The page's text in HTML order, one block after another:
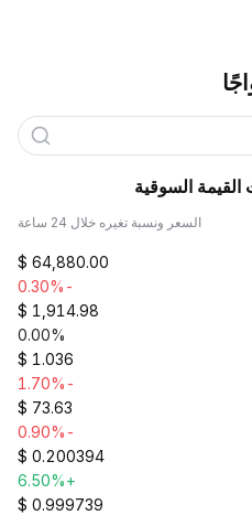
السوقية
السعر ونسبة تغيره خلال 24 ساعة
$ 64,880.00
-0.30%
$ 1,914.98
0.00%
$ 1.036
-1.70%
$ 73.63
-0.90%
$ 0.200394
+6.50%
$ 0.999739